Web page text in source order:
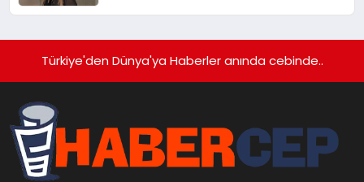
Türkiye'den Dünya'ya Haberler anında cebinde..